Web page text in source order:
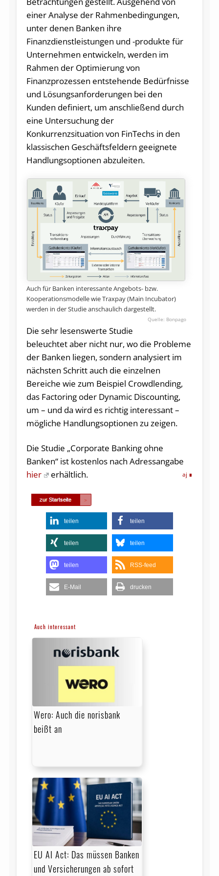
einer Analyse der Rahmenbedingungen,
unter denen Banken ihre
Finanzdienstleistungen und -produkte für
Unternehmen entwickeln, werden im
Rahmen der Optimierung von
Finanzprozessen entstehende Bedürfnisse
und Lösungsanforderungen bei den
Kunden definiert, um anschließend durch
eine Untersuchung der
Konkurrenzsituation von FinTechs in den
klassischen Geschäftsfeldern geeignete
Handlungsoptionen abzuleiten.
Auch für Banken interessante Angebots- bzw.
Kooperationsmodelle wie Traxpay (Main Incubator)
werden in der Studie anschaulich dargestellt.
Bonpago
Die sehr lesenswerte Studie
beleuchtet aber nicht nur, wo die Probleme
der Banken liegen, sondern analysiert im
nächsten Schritt auch die einzelnen
Bereiche wie zum Beispiel Crowdlending,
das Factoring oder Dynamic Discounting,
um – und da wird es richtig interessant –
mögliche Handlungsoptionen zu zeigen.
Die Studie „Corporate Banking ohne
Banken“ ist kostenlos nach Adressangabe
hier
erhältlich. aj
teilen teilen
teilen teilen
teilen RSS-feed
E-Mail drucken
Auch interessant
Wero: Auch die norisbank
beißt an
EU AI Act: Das müssen Banken
und Versicherungen ab sofort